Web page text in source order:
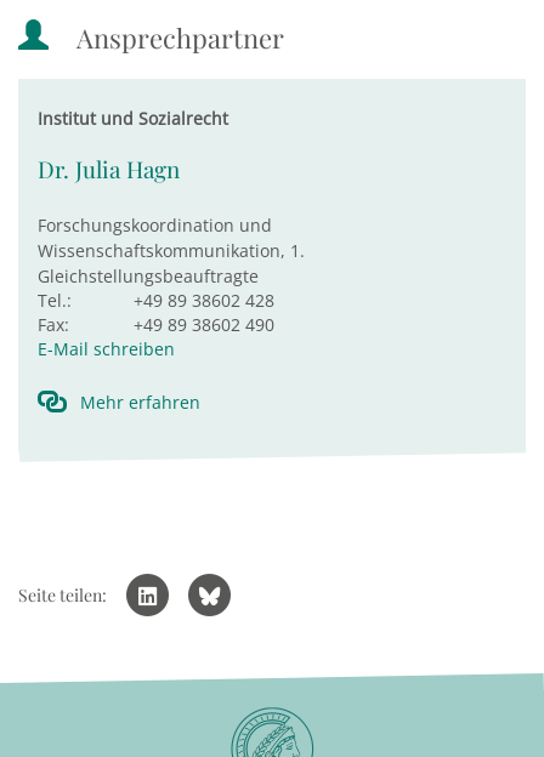
Ansprechpartner
Institut und Sozialrecht
Dr. Julia Hagn
Forschungskoordination und
Wissenschaftskommunikation, 1.
Gleichstellungsbeauftragte
Tel.:
+49 89 38602 428
Fax:
+49 89 38602 490
E-Mail schreiben
Mehr erfahren
Seite teilen: